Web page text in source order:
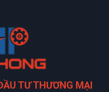
TƯ THƯƠNG MẠI